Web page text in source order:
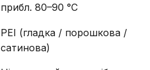
прибл. 80–90 °C
PEI (гладка / порошкова /
сатинова)